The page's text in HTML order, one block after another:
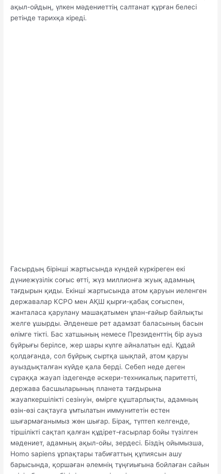
ақыл-ойдың, үлкен мәдениеттің салтанат құрған белесі
ретінде тарихқа кіреді.
Ғасырдың бірінші жартысында күндей күркіреген екі
дүниежүзілік соғыс өтті, жүз миллионға жуық адамның
тағдырын қиды. Екінші жартысында атом қаруын иеленген
державалар КСРО мен АҚШ қырғи-қабақ соғыспен,
жанталаса қарулану машақатымен ұлан-ғайыр байлықты
желге ұшырды. Әлденеше рет адамзат баласының басын
өлімге тікті. Бас хатшының немесе Президенттің бір ауыз
бұйрығы берілсе, жер шары күлге айналатын еді. Құдай
қолдағанда, сол бұйрық сыртқа шықпай, атом қаруы
ауыздықталған күйде қала берді. Себеп неде деген
сұраққа жауап іздегенде әскери-техникалық паритетті,
держава басшыларының планета тағдырына
жауапкершілікті сезінуін, өмірге құштарлықты, адамның
өзін-өзі сақтауға ұмтылатын иммунитетін естен
шығармағанымыз жөн шығар. Бірақ, түптеп келгенде,
тіршілікті сақтап қалған құдірет-ғасырлар бойы түзілген
мәдениет, адамның ақыл-ойы, зердесі. Біздің ойымызша,
Homo sapiens ұрпақтары табиғаттың құпиясын ашу
барысында, қоршаған әлемнің тұңғиығына бойлаған сайын